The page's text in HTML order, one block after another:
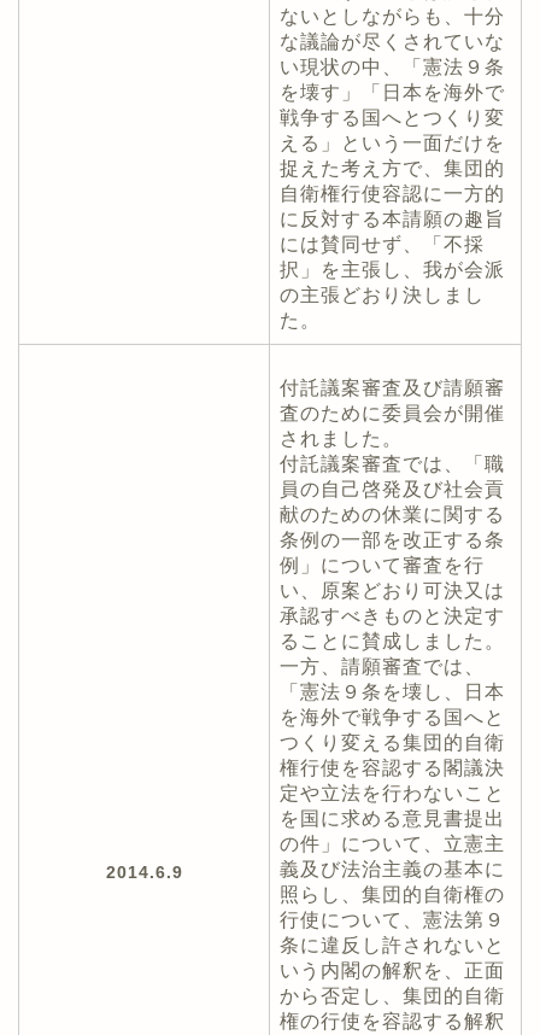
ないとしながらも、十分
な議論が尽くされていな
い現状の中、「憲法９条
を壊す」「日本を海外で
戦争する国へとつくり変
える」という一面だけを
捉えた考え方で、集団的
自衛権行使容認に一方的
に反対する本請願の趣旨
には賛同せず、「不採
択」を主張し、我が会派
の主張どおり決しまし
た。
2014.6.9
付託議案審査及び請願審
査のために委員会が開催
されました。
付託議案審査では、「職
員の自己啓発及び社会貢
献のための休業に関する
条例の一部を改正する条
例」について審査を行
い、原案どおり可決又は
承認すべきものと決定す
ることに賛成しました。
一方、請願審査では、
「憲法９条を壊し、日本
を海外で戦争する国へと
つくり変える集団的自衛
権行使を容認する閣議決
定や立法を行わないこと
を国に求める意見書提出
の件」について、立憲主
義及び法治主義の基本に
照らし、集団的自衛権の
行使について、憲法第９
条に違反し許されないと
いう内閣の解釈を、正面
から否定し、集団的自衛
権の行使を容認する解釈